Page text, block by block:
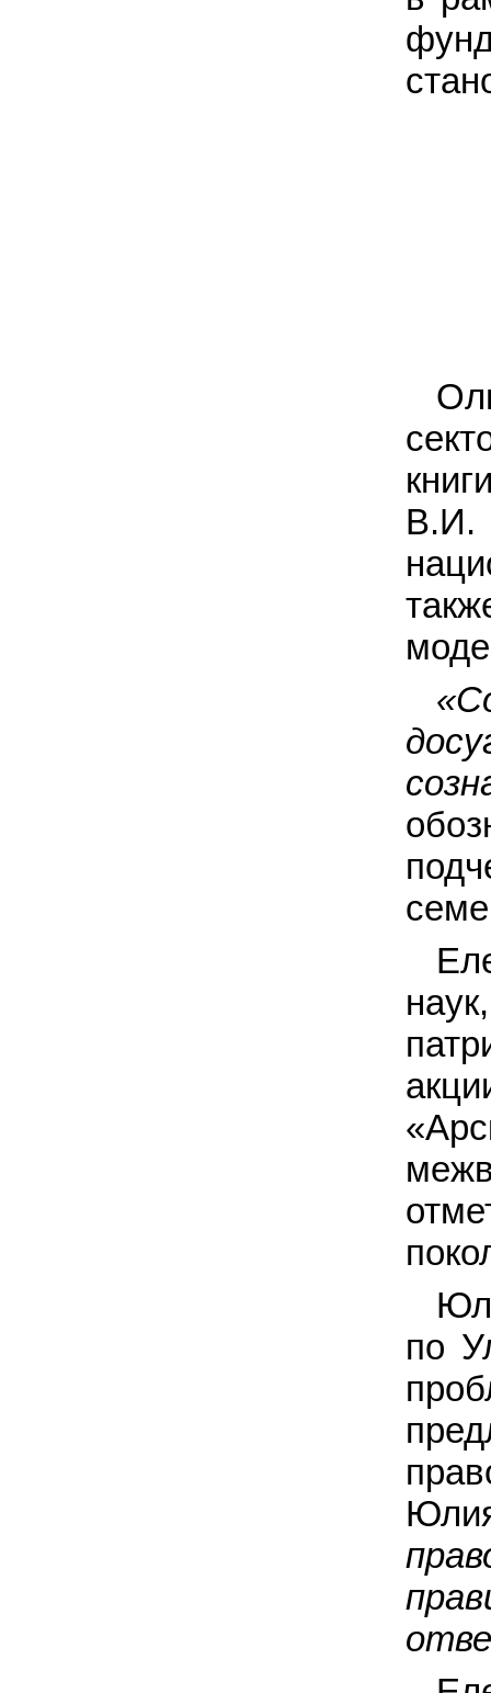
В.И.
по